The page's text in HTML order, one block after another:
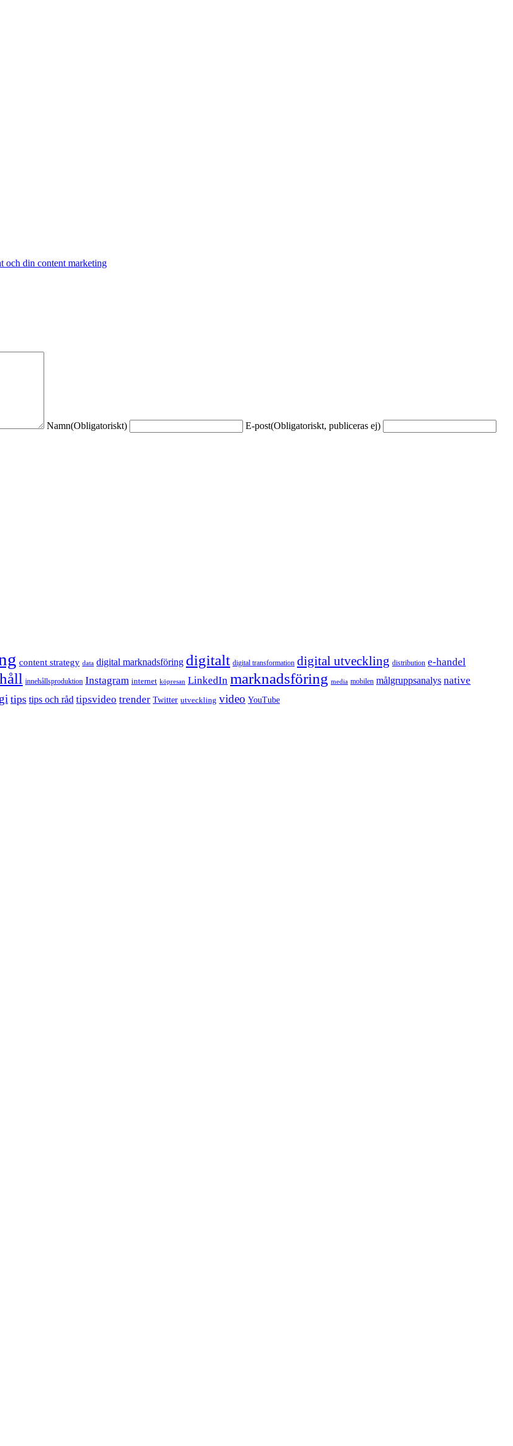
och din content marketing
Namn(Obligatoriskt) E-post(Obligatoriskt, publiceras ej)
content strategy data digital marknadsföring digitalt digital transformation digital utveckling distribution e-handel
innehållsproduktion Instagram internet köpresan LinkedIn marknadsföring media mobilen målgruppsanalys native
tips tips och råd tipsvideo trender Twitter utveckling video YouTube